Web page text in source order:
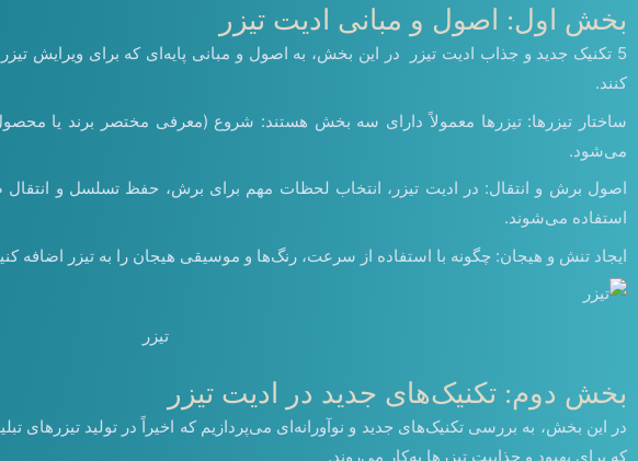
بخش اول: اصول و مبانی ادیت تیزر
5 تکنیک جدید و جذاب ادیت تیزر در این بخش، به اصول و مبانی پایه‌ای که برای ویرایش
کنند.
می‌شود.
استفاده می‌شوند.
ایجاد تنش و هیجان: چگونه با استفاده از سرعت، رنگ‌ها و موسیقی هیجان را به تیزر اضافه
تیزر
بخش دوم: تکنیک‌های جدید در ادیت تیزر
در این بخش، به بررسی تکنیک‌های جدید و نوآورانه‌ای می‌پردازیم که اخیراً در تولید تیزرهای
که برای بهبود و جذابیت تیزرها به‌کار می‌روند.